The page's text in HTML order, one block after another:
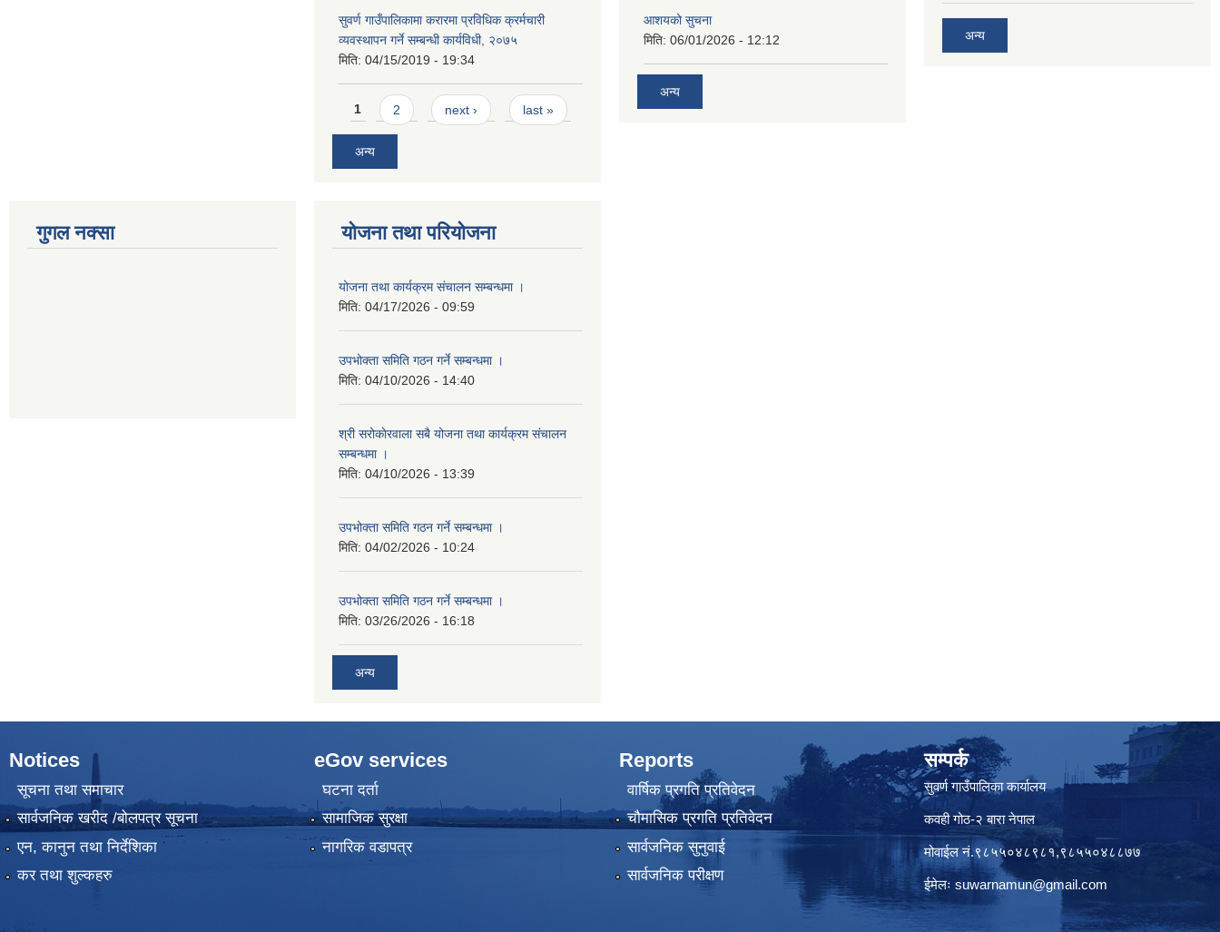
सुवर्ण गाउँपालिकामा करारमा प्रविधिक क्रर्मचारी
व्यवस्थापन गर्ने सम्बन्धी कार्यविधी, २०७५
मिति: 04/15/2019 - 19:34
Pages
1 2 next › last »
अन्य
आशयको सुचना
मिति: 06/01/2026 - 12:12
अन्य
अन्य
गुगल नक्सा योजना तथा परियोजना
योजना तथा कार्यक्रम संचालन सम्बन्धमा ।
मिति: 04/17/2026 - 09:59
उपभोक्ता समिति गठन गर्ने सम्बन्धमा ।
मिति: 04/10/2026 - 14:40
श्री सरोकाेरवाला सबै योजना तथा कार्यक्रम संचालन
सम्बन्धमा ।
मिति: 04/10/2026 - 13:39
उपभोक्ता समिति गठन गर्ने सम्बन्धमा ।
मिति: 04/02/2026 - 10:24
उपभोक्ता समिति गठन गर्ने सम्बन्धमा ।
मिति: 03/26/2026 - 16:18
अन्य
Notices
सूचना तथा समाचार
सार्वजनिक खरीद /बोलपत्र सूचना
एन, कानुन तथा निर्देशिका
कर तथा शुल्कहरु
eGov services
घटना दर्ता
सामाजिक सुरक्षा
नागरिक वडापत्र
Reports
वार्षिक प्रगति प्रतिवेदन
चौमासिक प्रगति प्रतिवेदन
सार्वजनिक सुनुवाई
सार्वजनिक परीक्षण
सम्पर्क
सुवर्ण गाउँपालिका कार्यालय
कवही गोठ-२ बारा नेपाल
मोवाईल नं.९८५५०४८९८१,९८५५०४८८७७
ईमेलः suwarnamun@gmail.com